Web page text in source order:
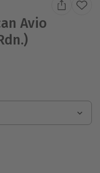
Avio